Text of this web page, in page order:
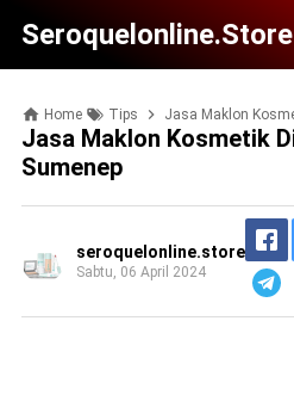
Seroquelonline.store
Home Tips Jasa Maklon
Jasa Maklon Kosmetik
Sumenep
seroquelonline.store
Sabtu, 06 April 2024